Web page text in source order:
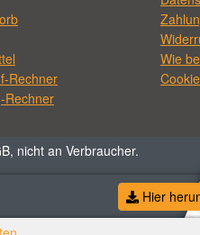
Rechner
Rechner
Wie
nicht an Verbraucher.
Hier